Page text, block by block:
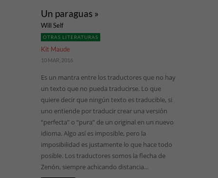
Un paraguas »
Will Self
OTRAS LITERATURAS
Kit Maude
10 MAR, 2016
Es un mantra entre los traductores que no hay
un texto que no pueda traducirse. Lo que
quiere decir que ningún texto es traducible, si
uno entiende por traducir crear una versión
“perfecta” o “pura” de un original en un nuevo
idioma. Algo así es imposible, pero la
imposibilidad es justamente lo que hace todo
posible. Los traductores somos la flecha de
Zenón, siempre achicando distancia...